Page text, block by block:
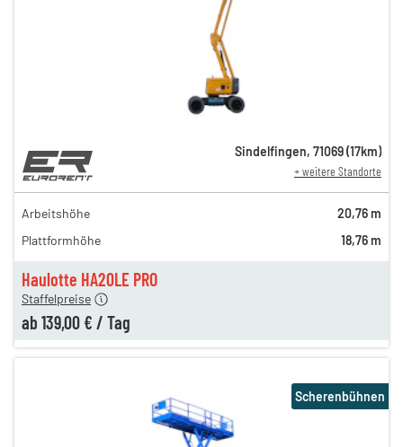
Haulotte HA20LE PRO
249,00 €
229,00 €
209,00 €
189,00 €
Staffelpreise
ab 139,00 € / Tag
Sindelfingen, 71069(17km)
+ weitere Standorte
Arbeitshöhe
20,76 m
Plattformhöhe
18,76 m
Scherenbühnen